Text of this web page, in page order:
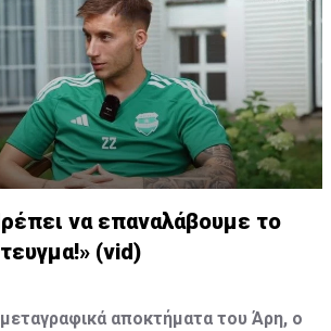
να επαναλάβουμε το
(vid)
αποκτήματα του Άρη, ο